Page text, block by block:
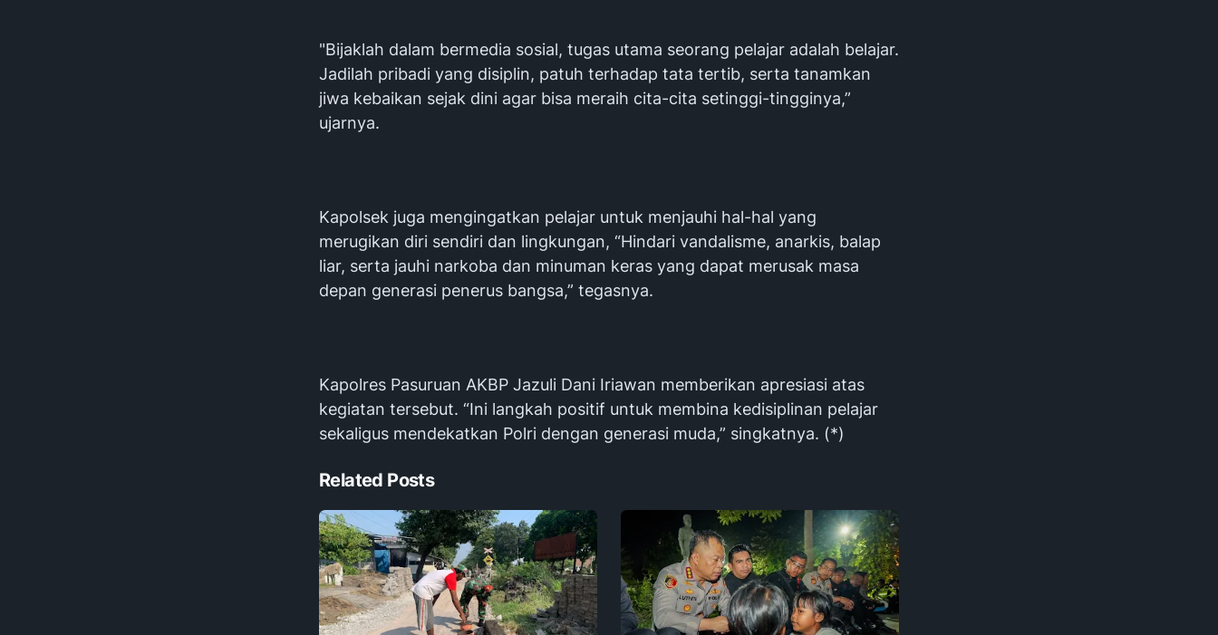
"Bijaklah dalam bermedia sosial, tugas utama seorang pelajar adalah belajar.
Jadilah pribadi yang disiplin, patuh terhadap tata tertib, serta tanamkan
jiwa kebaikan sejak dini agar bisa meraih cita-cita setinggi-tingginya,”
ujarnya.
Kapolsek juga mengingatkan pelajar untuk menjauhi hal-hal yang
merugikan diri sendiri dan lingkungan, “Hindari vandalisme, anarkis, balap
liar, serta jauhi narkoba dan minuman keras yang dapat merusak masa
depan generasi penerus bangsa,” tegasnya.
Kapolres Pasuruan AKBP Jazuli Dani Iriawan memberikan apresiasi atas
kegiatan tersebut. “Ini langkah positif untuk membina kedisiplinan pelajar
sekaligus mendekatkan Polri dengan generasi muda,” singkatnya. (*)
Related Posts